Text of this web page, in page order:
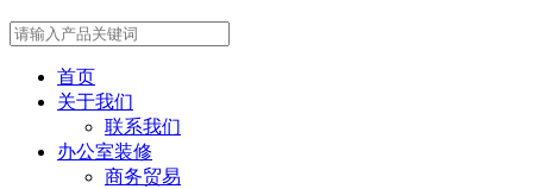
首页
关于我们
联系我们
办公室装修
商务贸易